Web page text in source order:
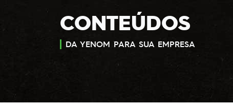
CONTEÚDOS
DA YENOM PARA SUA EMPRESA